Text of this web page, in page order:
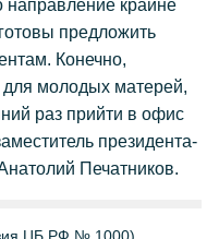
крайне
предложить
Конечно,
для молодых матерей,
раз прийти в офис
президента-
Печатников.